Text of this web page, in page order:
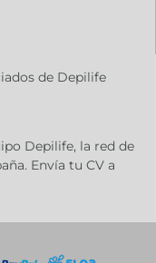
de Depilife
Depilife, la red de
Envía tu CV a